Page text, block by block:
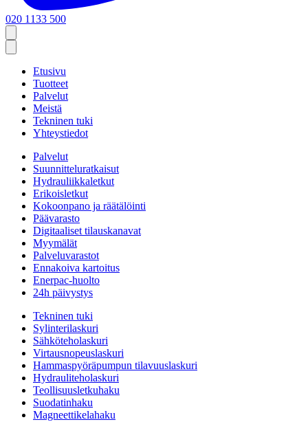
020 1133 500
Etusivu
Tuotteet
Palvelut
Meistä
Tekninen tuki
Yhteystiedot
Palvelut
Suunnitteluratkaisut
Hydrauliikkaletkut
Erikoisletkut
Kokoonpano ja räätälöinti
Päävarasto
Digitaaliset tilauskanavat
Myymälät
Palveluvarastot
Ennakoiva kartoitus
Enerpac-huolto
24h päivystys
Tekninen tuki
Sylinterilaskuri
Sähköteholaskuri
Virtausnopeuslaskuri
Hammaspyöräpumpun tilavuuslaskuri
Hydrauliteholaskuri
Teollisuusletkuhaku
Suodatinhaku
Magneettikelahaku